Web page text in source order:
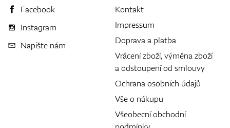
Facebook
Instagram
Napište nám
Kontakt
Impressum
Doprava a platba
Vrácení zboží, výměna zboží
a odstoupení od smlouvy
Ochrana osobních údajů
Vše o nákupu
Všeobecní obchodní